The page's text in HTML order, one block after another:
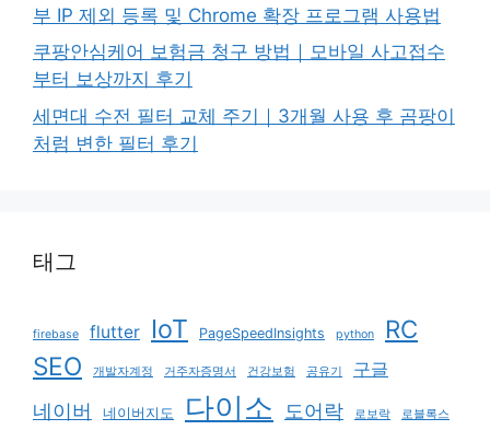
부 IP 제외 등록 및 Chrome 확장 프로그램 사용법
쿠팡안심케어 보험금 청구 방법｜모바일 사고접수
부터 보상까지 후기
세면대 수전 필터 교체 주기｜3개월 사용 후 곰팡이
처럼 변한 필터 후기
태그
firebase flutter IoT PageSpeedInsights python
RC
SEO
개발자계정 거주자증명서 건강보험 공유기 구글
네이버 네이버지도 다이소 도어락 로보락 로블록스